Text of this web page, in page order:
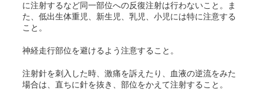
に注射するなど同一部位への反復注射は行わないこと。ま
た、低出生体重児、新生児、乳児、小児には特に注意する
こと。
神経走行部位を避けるよう注意すること。
注射針を刺入した時、激痛を訴えたり、血液の逆流をみた
場合は、直ちに針を抜き、部位をかえて注射すること。